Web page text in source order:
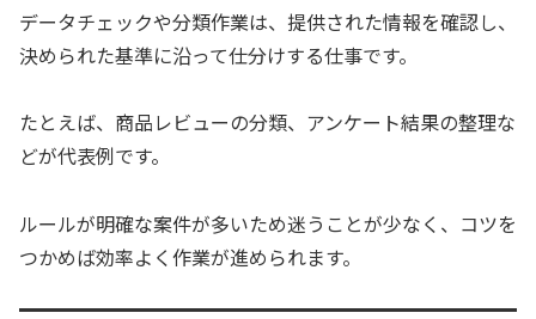
データチェックや分類作業は、提供された情報を確認し、
決められた基準に沿って仕分けする仕事です。
たとえば、商品レビューの分類、アンケート結果の整理な
どが代表例です。
ルールが明確な案件が多いため迷うことが少なく、コツを
つかめば効率よく作業が進められます。